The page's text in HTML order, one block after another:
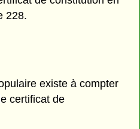
228.
existe à compter
certificat de